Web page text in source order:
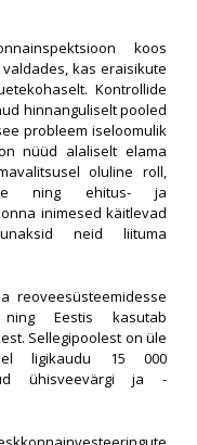
koos
kas eraisikute
Kontrollide
hinnanguliselt pooled
probleem iseloomulik
nüüd alaliselt elama
oluline roll,
ning ehitus- ja
inimesed käitlevad
neid liituma
reoveesüsteemidesse
Eestis kasutab
Sellegipoolest on üle
ligikaudu 15 000
ühisveevärgi ja -